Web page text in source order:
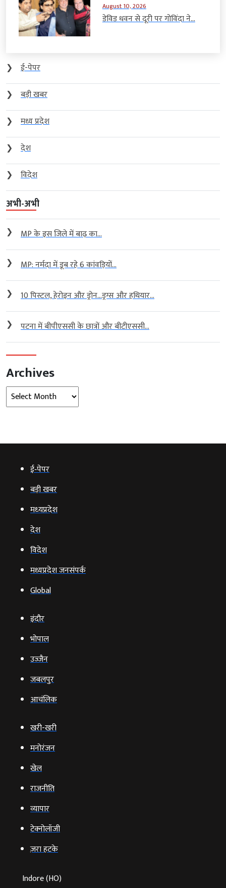
August 10, 2026
डेविड धवन से दूरी पर गोविंदा ने...
❯
ई-पेपर
❯
बड़ी खबर
❯
मध्य प्रदेश
❯
देश
❯
विदेश
अभी-अभी
❯ MP के इस जिले में बाढ़ का...
❯ MP: नर्मदा में डूब रहे 6 कांवड़ियों...
❯ 10 पिस्टल, हेरोइन और ड्रोन…ड्रग्स और हथियार...
❯ पटना में बीपीएससी के छात्रों और बीटीएससी...
Archives
Archives
ई‑पेपर
बड़ी खबर
मध्‍यप्रदेश
देश
विदेश
मध्यप्रदेश जनसंपर्क
Global
इंदौर
भोपाल
उज्‍जैन
जबलपुर
आचंलिक
खरी-खरी
मनोरंजन
खेल
राजनीति
व्‍यापार
टेक्‍नोलॉजी
ज़रा हटके
Indore (HO)